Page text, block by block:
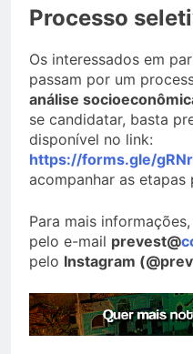
Processo
Os interessados em
passam por um
análise
se candidatar, basta
disponível no link:
https://forms.gle/
acompanhar as
Para mais
pelo e-mail prevest@
pelo Instagram